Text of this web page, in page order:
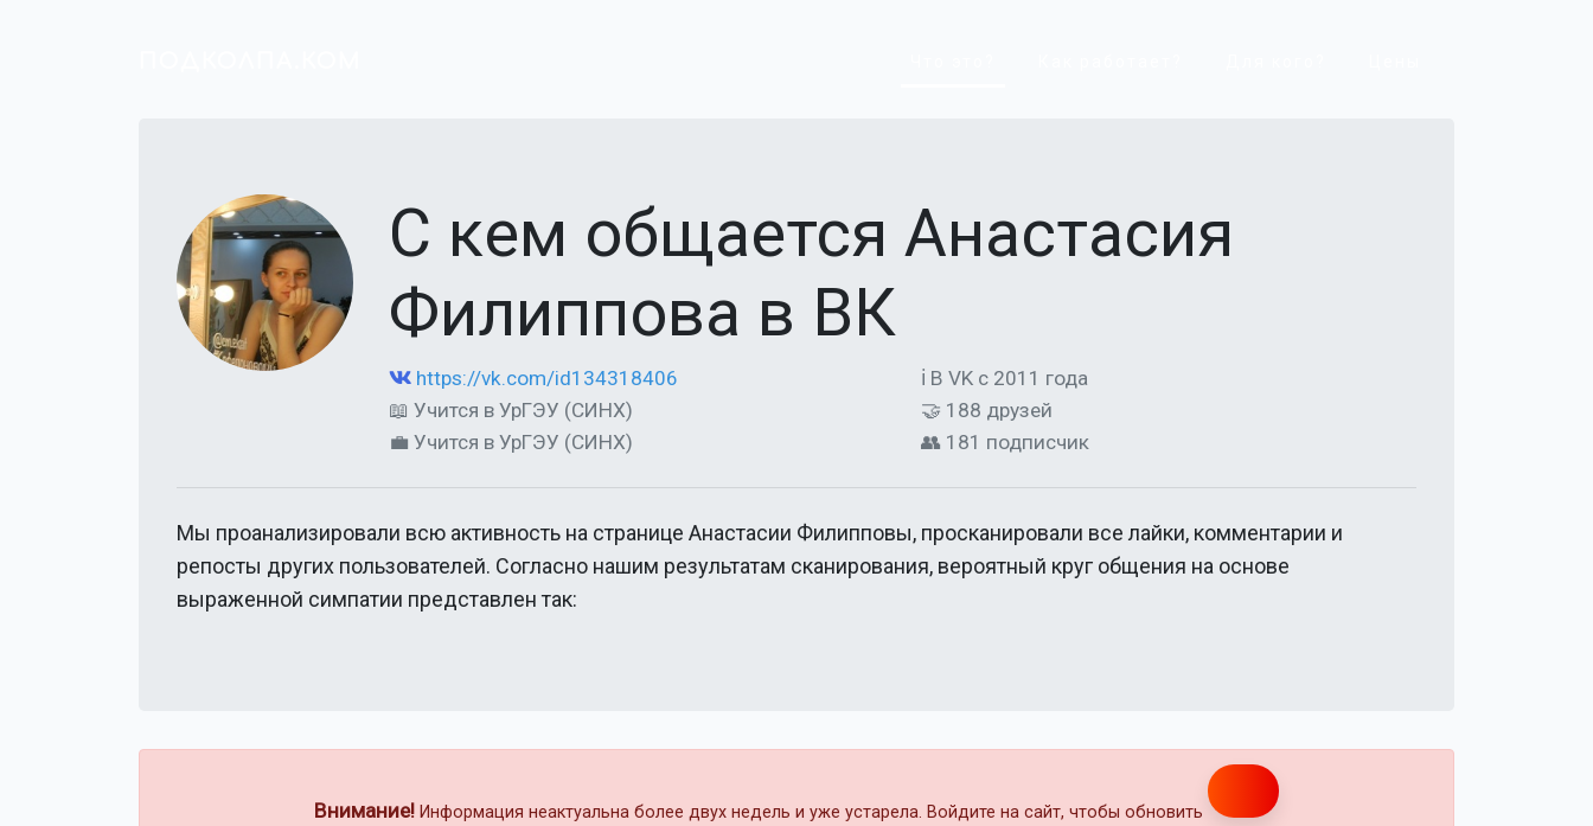
С кем общается Анастасия
Филиппова в ВК
https://vk.com/id134318406
📖 Учится в УрГЭУ (СИНХ)
💼 Учится в УрГЭУ (СИНХ)
ℹ В VK с 2011 года
🤝 188 друзей
👥 181 подписчик
Мы проанализировали всю активность на странице Анастасии Филипповы, просканировали все лайки, комментарии и
репосты других пользователей. Согласно нашим результатам сканирования, вероятный круг общения на основе
выраженной симпатии представлен так:
Внимание! Информация неактуальна более двух недель и уже устарела. Войдите на сайт, чтобы обновить